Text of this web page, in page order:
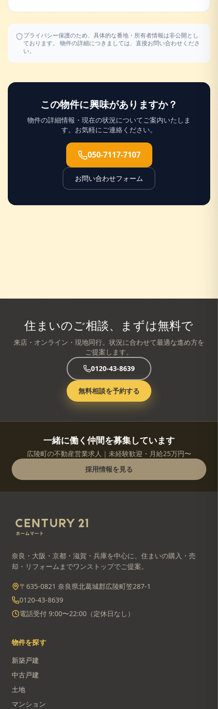
プライバシー保護のため、具体的な番地・所有者情報は非公開とし
ております。 物件の詳細につきましては、直接お問い合わせくださ
い。
この物件に興味がありますか？
物件の詳細情報・現在の状況についてご案内いたしま
す。お気軽にご連絡ください。
050-7117-7107
お問い合わせフォーム
住まいのご相談、まずは無料で
来店・オンライン・現地同行。状況に合わせて最適な進め方を
ご提案します。
0120-43-8639
無料相談を予約する
一緒に働く仲間を募集しています
広陵町の不動産営業求人｜未経験歓迎・月給25万円〜
採用情報を見る
奈良・大阪・京都・滋賀・兵庫を中心に、住まいの購入・売
却・リフォームまでワンストップでご提案。
〒635-0821 奈良県北葛城郡広陵町笠287-1
0120-43-8639
電話受付 9:00〜22:00（定休日なし）
物件を探す
新築戸建
中古戸建
土地
マンション